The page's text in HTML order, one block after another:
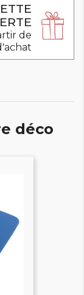
de
déco